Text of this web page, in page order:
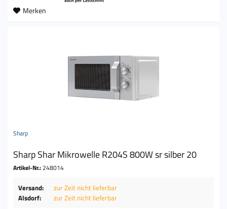
Merken
Sharp
Sharp Shar Mikrowelle R204S 800W sr silber 20
Artikel-Nr.:248014
Versand:
zur Zeit nicht lieferbar
Alsdorf:
zur Zeit nicht lieferbar